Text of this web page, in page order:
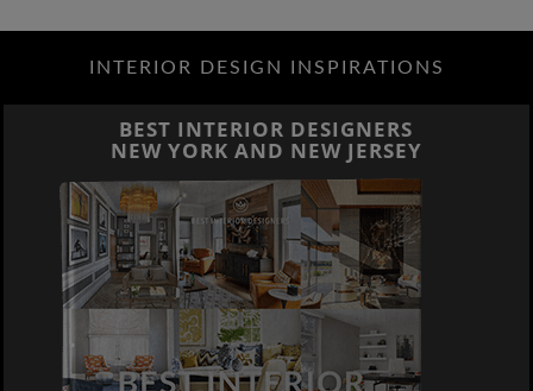
INTERIOR DESIGN INSPIRATIONS
BEST INTERIOR DESIGNERS
NEW YORK AND NEW JERSEY